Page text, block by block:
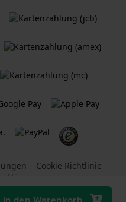
Cookie Richtlinie